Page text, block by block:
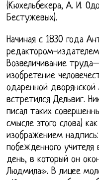
(Кюхельбекера, А. И.
Бестужевых).
Начиная с 1830 года
редактором-
Возвеличивание
изобретение
одаренной
встретился Дельвиг.
писал таких
смысле этого слова)
изображением
побежденного
день, в который он
Людмила». В лицее